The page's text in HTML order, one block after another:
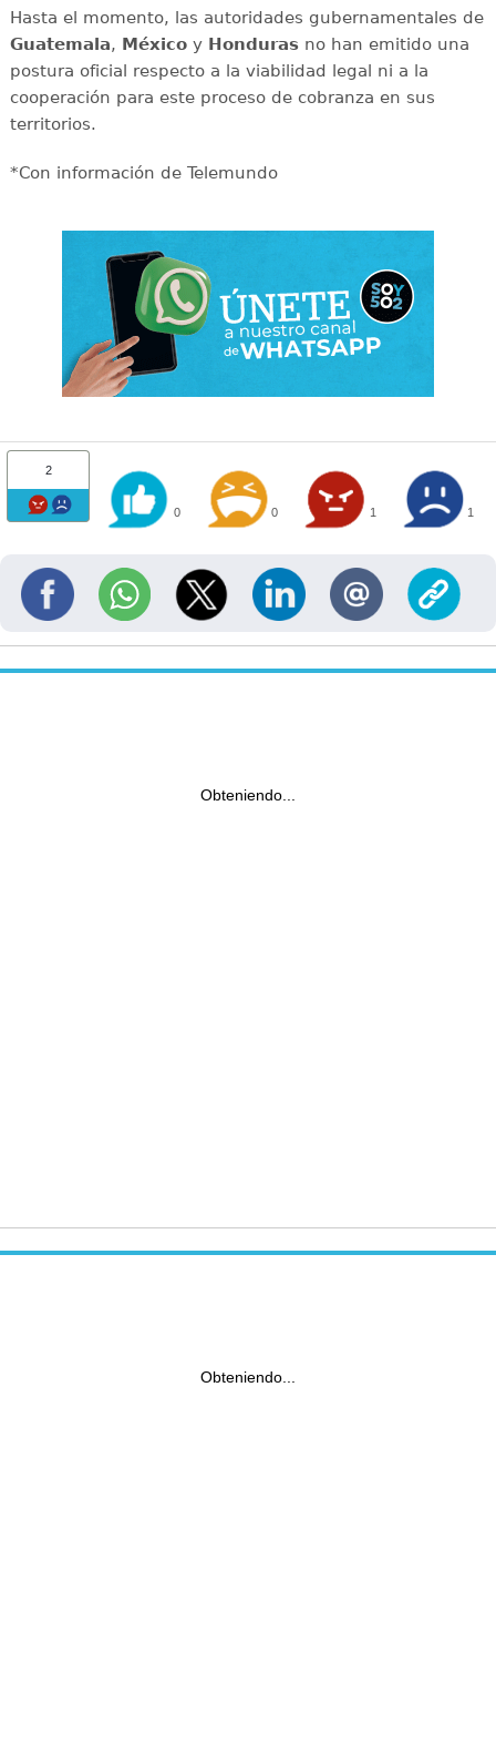
Hasta el momento, las autoridades gubernamentales de
Guatemala, Méxicoy Hondurasno han emitido una
postura oficial respecto a la viabilidad legal ni a la
cooperación para este proceso de cobranza en sus
territorios.
*Con información de Telemundo
2
0 0 1 1
Obteniendo...
Obteniendo...